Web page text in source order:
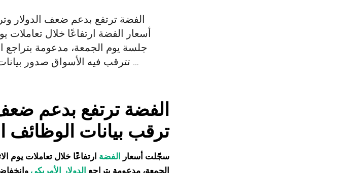
الفضة ترتفع بدعم ضعف الدولار
أسعار الفضة ارتفاعًا خلال تعاملات
جلسة يوم الجمعة، مدعومة بتراجع
تترقب فيه الأسواق صدور بيانات الوظائف الأمريكية التي قد ترسم ملامح السياسة النقدية …
الفضة ترتفع بدعم
ترقب بيانات الوظائف
سجّلت أسعار الفضة ارتفاعًا خلال تعاملات يوم